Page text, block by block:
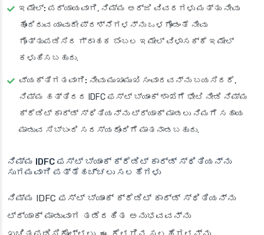
ಇಮೇಲ್: ಪರ್ಯಾಯವಾಗಿ, ನಿಮ್ಮ ಅರ್ಜಿ ವಿವರಗಳು ಮತ್ತು ನೀವು
ಹೊಂದಿರುವ ಯಾವುದೇ ಪ್ರಶ್ನೆಗಳನ್ನು ಒಳಗೊಂಡಂತೆ ನೀವು
ಗೊತ್ತುಪಡಿಸಿದ ಗ್ರಾಹಕ ಬೆಂಬಲ ಇಮೇಲ್ ವಿಳಾಸಕ್ಕೆ ಇಮೇಲ್
ಕಳುಹಿಸಬಹುದು.
ವ್ಯಕ್ತಿಗತವಾಗಿ: ನೀವು ಮುಖಾಮುಖಿ ಸಂವಾದವನ್ನು ಬಯಸಿದರೆ,
ನಿಮ್ಮ ಹತ್ತಿರದ IDFC ಫಸ್ಟ್ ಬ್ಯಾಂಕ್ ಶಾಖೆಗೆ ಭೇಟಿ ನೀಡಿ ನಿಮ್ಮ
ಕ್ರೆಡಿಟ್ ಕಾರ್ಡ್ ಸ್ಥಿತಿಯನ್ನು ಟ್ರ್ಯಾಕ್ ಮಾಡಲು ನಿಮಗೆ ಸಹಾಯ
ಮಾಡುವ ಸಿಬ್ಬಂದಿ ಸದಸ್ಯರೊಂದಿಗೆ ಮಾತನಾಡಬಹುದು.
ನಿಮ್ಮ IDFC ಫಸ್ಟ್ ಬ್ಯಾಂಕ್ ಕ್ರೆಡಿಟ್ ಕಾರ್ಡ್ ಸ್ಥಿತಿಯನ್ನು
ಸುಗಮವಾಗಿ ಪತ್ತೆಹಚ್ಚಲು ಸಲಹೆಗಳು
ನಿಮ್ಮ IDFC ಫಸ್ಟ್ ಬ್ಯಾಂಕ್ ಕ್ರೆಡಿಟ್ ಕಾರ್ಡ್ ಸ್ಥಿತಿಯನ್ನು
ಟ್ರ್ಯಾಕ್ ಮಾಡುವಾಗ ತಡೆರಹಿತ ಅನುಭವವನ್ನು